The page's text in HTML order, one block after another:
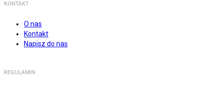
KONTAKT
O nas
Kontakt
Napisz do nas
REGULAMIN